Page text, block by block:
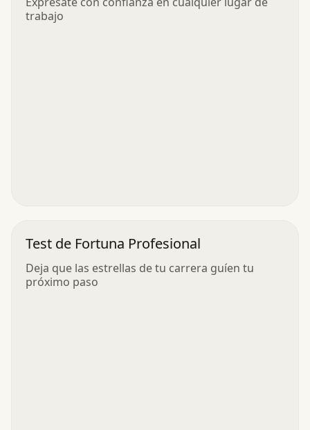
trabajo
Test de Fortuna Profesional
Deja que las estrellas de tu carrera guíen tu
próximo paso